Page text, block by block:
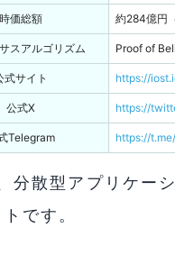
（アイオーエスティ
時価総額 約284億円
スアルゴリズム Proof of
式サイト https://
公式X https://
Telegram https://
分散型アプリケー
です。